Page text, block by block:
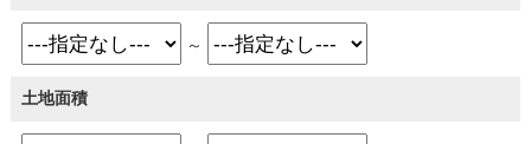
～
土地面積